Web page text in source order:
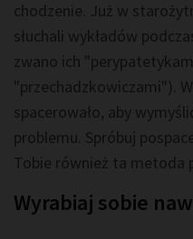
chodzenie. Już w
słuchali wykładów
zwano ich
"przechadzkowiczami").
spacerowało, aby
problemu. Spróbuj
Tobie również ta metoda
Wyrabiaj sobie